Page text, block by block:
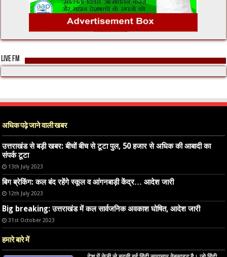
LIVE FM
अधिक पढ़े जाने वाली खबर
उत्तराखंड से बड़ी खबर: बीचों बीच से टूटा पुल, 50 हजार से अधिक की आबादी का
संपर्क टूटा
13th July 2023
बिग ब्रेकिंग: कल बंद रहेंगे स्कूल व आंगनबाड़ी केंद्र… आदेश जारी
12th July 2023
Big breaking: उत्तराखंड में कल सार्वजनिक अवकाश घोषित, आदेश जारी
31st October 2023
हमारे बारे में